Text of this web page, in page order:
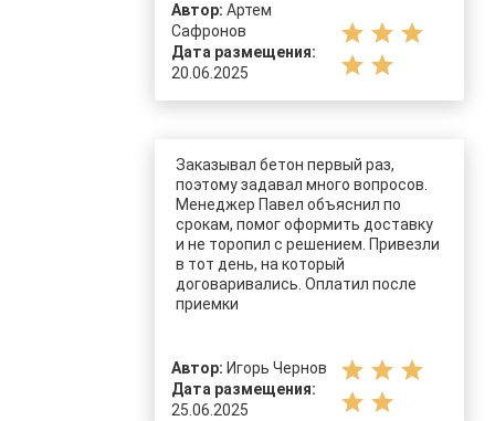
Автор: Артем
Сафронов
Дата размещения:
20.06.2025
star star star
star star
Заказывал бетон первый раз,
поэтому задавал много вопросов.
Менеджер Павел объяснил по
срокам, помог оформить доставку
и не торопил с решением. Привезли
в тот день, на который
договаривались. Оплатил после
приемки
Автор: Игорь Чернов
Дата размещения:
25.06.2025
star star star
star star